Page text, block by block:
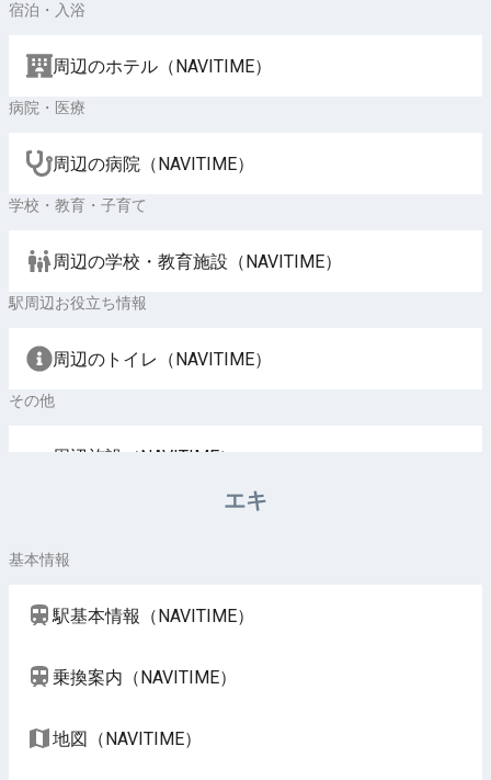
宿泊・入浴
周辺のホテル（NAVITIME）
病院・医療
周辺の病院（NAVITIME）
学校・教育・子育て
周辺の学校・教育施設（NAVITIME）
駅周辺お役立ち情報
周辺のトイレ（NAVITIME）
その他
周辺施設（NAVITIME）
エキ
基本情報
駅基本情報（NAVITIME）
乗換案内（NAVITIME）
地図（NAVITIME）